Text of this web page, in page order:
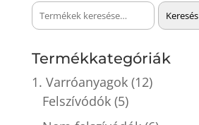
Keresés
a
Keresés
Termékkategóriák
1. Varróanyagok (12)
Felszívódók (5)